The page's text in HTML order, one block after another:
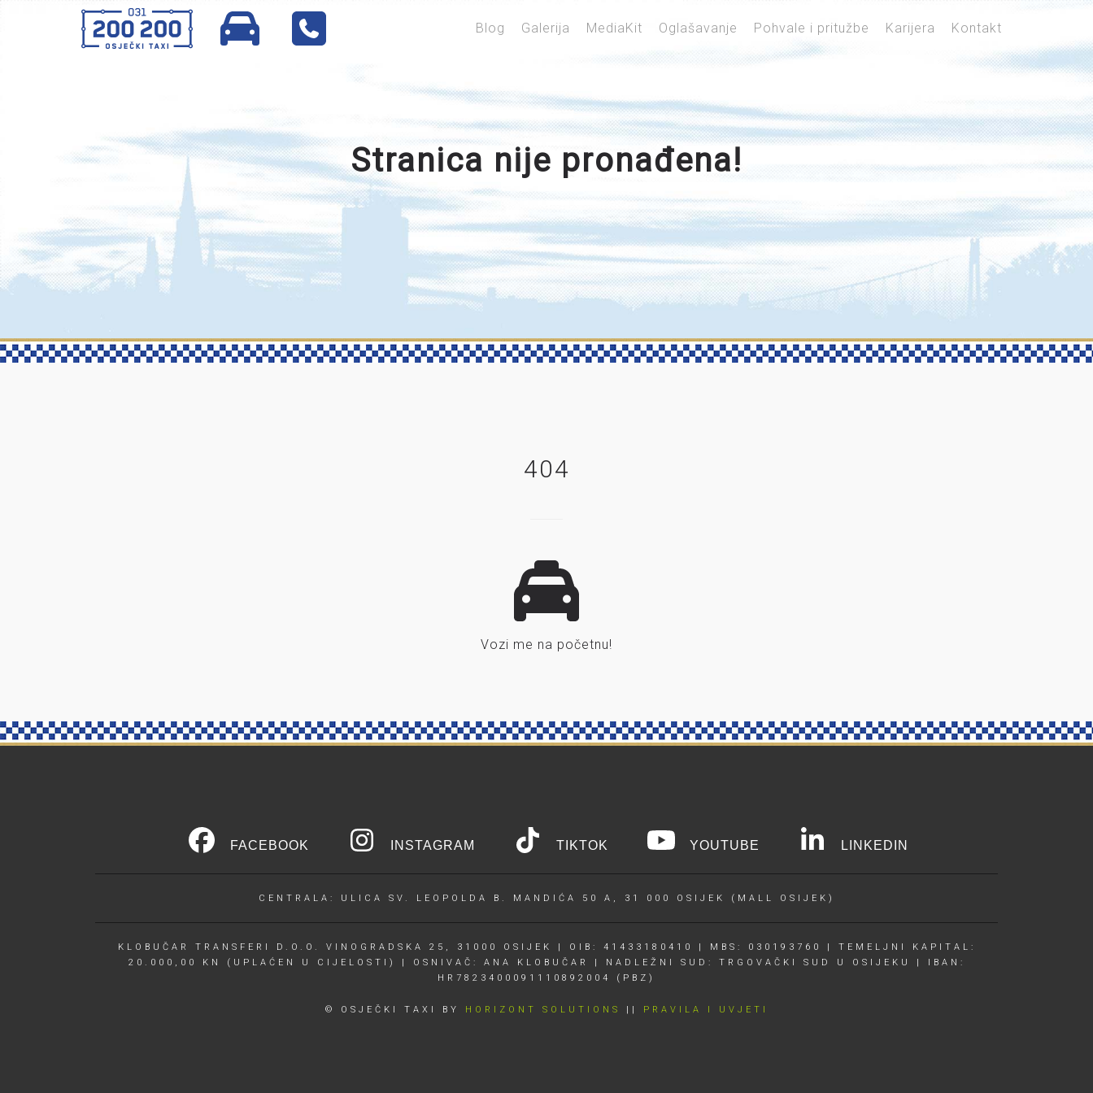
Blog Galerija MediaKit Oglašavanje Pohvale i pritužbe Karijera Kontakt
Stranica nije pronađena!
404
Vozi me na početnu!
FACEBOOK INSTAGRAM TIKTOK YOUTUBE LINKEDIN
CENTRALA: ULICA SV. LEOPOLDA B. MANDIĆA 50 A, 31 000 OSIJEK (MALL OSIJEK)
KLOBUČAR TRANSFERI D.O.O. VINOGRADSKA 25, 31000 OSIJEK | OIB: 41433180410 | MBS: 030193760 | TEMELJNI KAPITAL:
20.000,00 KN (UPLAĆEN U CIJELOSTI) | OSNIVAČ: ANA KLOBUČAR | NADLEŽNI SUD: TRGOVAČKI SUD U OSIJEKU | IBAN:
HR7823400091110892004 (PBZ)
© OSJEČKI TAXI BY HORIZONT SOLUTIONS || PRAVILA I UVJETI